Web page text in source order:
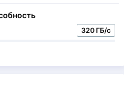
320 ГБ/с